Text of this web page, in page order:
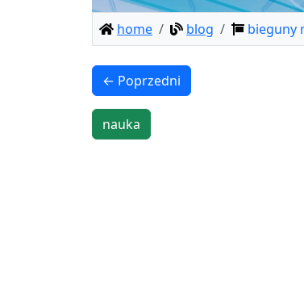
home blog bieguny
← Poprzedni
nauka